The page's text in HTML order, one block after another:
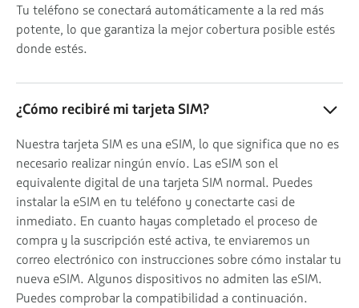
Tu teléfono se conectará automáticamente a la red más
potente, lo que garantiza la mejor cobertura posible estés
donde estés.
¿Cómo recibiré mi tarjeta SIM?
Nuestra tarjeta SIM es una eSIM, lo que significa que no es
necesario realizar ningún envío. Las eSIM son el
equivalente digital de una tarjeta SIM normal. Puedes
instalar la eSIM en tu teléfono y conectarte casi de
inmediato. En cuanto hayas completado el proceso de
compra y la suscripción esté activa, te enviaremos un
correo electrónico con instrucciones sobre cómo instalar tu
nueva eSIM. Algunos dispositivos no admiten las eSIM.
Puedes comprobar la compatibilidad a continuación.